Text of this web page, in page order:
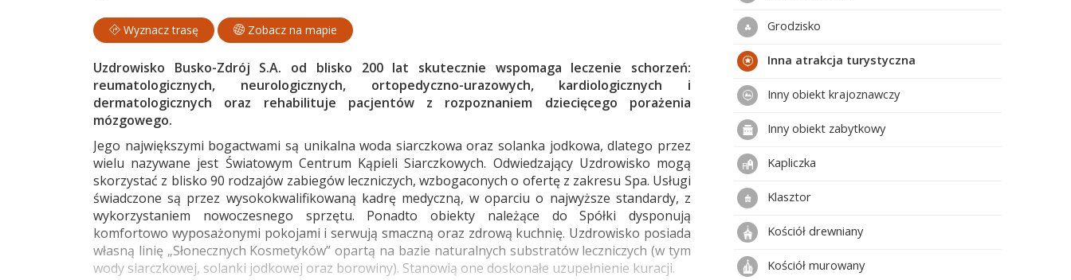
Wyznacz trasę Zobacz na mapie
Uzdrowisko Busko-Zdrój S.A. od blisko 200 lat skutecznie wspomaga leczenie schorzeń:
reumatologicznych, neurologicznych, ortopedyczno-urazowych, kardiologicznych i
dermatologicznych oraz rehabilituje pacjentów z rozpoznaniem dziecięcego porażenia
mózgowego.
Jego największymi bogactwami są unikalna woda siarczkowa oraz solanka jodkowa, dlatego przez
wielu nazywane jest Światowym Centrum Kąpieli Siarczkowych. Odwiedzający Uzdrowisko mogą
skorzystać z blisko 90 rodzajów zabiegów leczniczych, wzbogaconych o ofertę z zakresu Spa. Usługi
świadczone są przez wysokokwalifikowaną kadrę medyczną, w oparciu o najwyższe standardy, z
wykorzystaniem nowoczesnego sprzętu. Ponadto obiekty należące do Spółki dysponują
komfortowo wyposażonymi pokojami i serwują smaczną oraz zdrową kuchnię. Uzdrowisko posiada
własną linię „Słonecznych Kosmetyków” opartą na bazie naturalnych substratów leczniczych (w tym
wody siarczkowej, solanki jodkowej oraz borowiny). Stanowią one doskonałe uzupełnienie kuracji.
Grodzisko
Inna atrakcja turystyczna
Inny obiekt krajoznawczy
Inny obiekt zabytkowy
Kapliczka
Klasztor
Kościół drewniany
Kościół murowany